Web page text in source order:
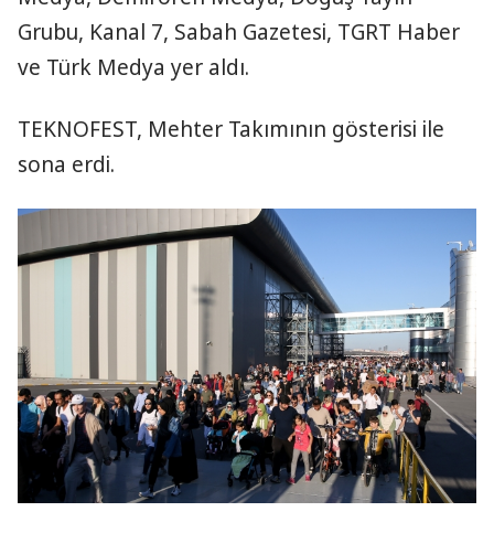
Grubu, Kanal 7, Sabah Gazetesi, TGRT Haber
ve Türk Medya yer aldı.
TEKNOFEST, Mehter Takımının gösterisi ile
sona erdi.